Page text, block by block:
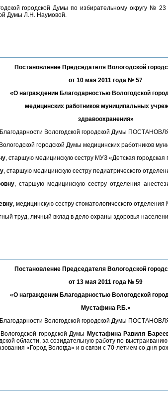
городской Думы по избирательному округу №
Думы Л.Н. Наумовой.
Постановление Председателя Вологодской
от 10 мая 2011 года № 57
«О награждении Благодарностью Вологодской
медицинских работников муниципальных
здравоохранения»
Вологодской городской Думы
городской Думы медицинских работников
, старшую медицинскую сестру МУЗ «Детская
, старшую медицинскую сестру педиатрического
, старшую медицинскую сестру отделения
, медицинскую сестру стоматологического
труд, личный вклад в дело охраны здоровья
Постановление Председателя Вологодской
от 13 мая 2011 года № 59
«О награждении Благодарностью Вологодской
Мустафина Р.Б.»
Вологодской городской Думы
городской Думы Мустафина Равиля
области, за созидательную работу по
«Город Вологда» и в связи с 70-летием со дня